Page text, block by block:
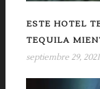
ESTE HOTEL
TEQUILA
septiembre 29, 2021